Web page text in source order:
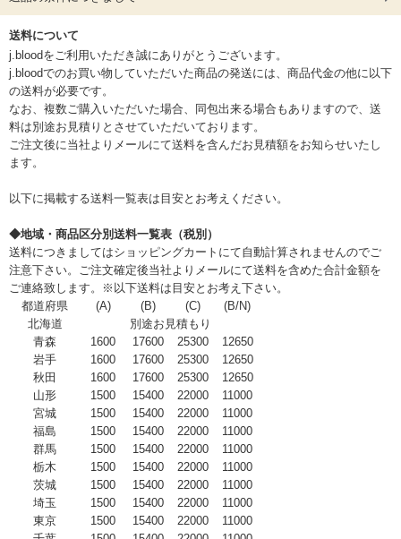
送料について
j.bloodをご利用いただき誠にありがとうございます。
j.bloodでのお買い物していただいた商品の発送には、商品代金の他に以下
の送料が必要です。
なお、複数ご購入いただいた場合、同包出来る場合もありますので、送
料は別途お見積りとさせていただいております。
ご注文後に当社よりメールにて送料を含んだお見積額をお知らせいたし
ます。
以下に掲載する送料一覧表は目安とお考えください。
◆地域・商品区分別送料一覧表（税別）
送料につきましてはショッピングカートにて自動計算されませんのでご
注意下さい。ご注文確定後当社よりメールにて送料を含めた合計金額を
ご連絡致します。※以下送料は目安とお考え下さい。
都道府県
(A) (B) (C)
(B/N)
北海道
別途お見積もり
青森
1600 17600 25300
12650
岩手
1600 17600 25300
12650
秋田
1600 17600 25300
12650
山形
1500 15400 22000
11000
宮城
1500 15400 22000
11000
福島
1500 15400 22000
11000
群馬
1500 15400 22000
11000
栃木
1500 15400 22000
11000
茨城
1500 15400 22000
11000
埼玉
1500 15400 22000
11000
東京
1500 15400 22000
11000